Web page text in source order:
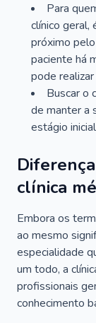
Para
clínico geral,
próximo
paciente há
pode
Buscar o
de manter a
estágio
clínica
Embora os
ao mesmo
especialidade
um todo, a
profissionais
conhecimento